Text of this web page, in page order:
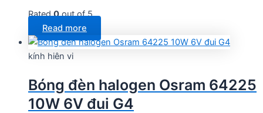
Rated0out of 5
Read more
kính hiên vi
Bóng đèn halogen Osram 64225
10W 6V đui G4